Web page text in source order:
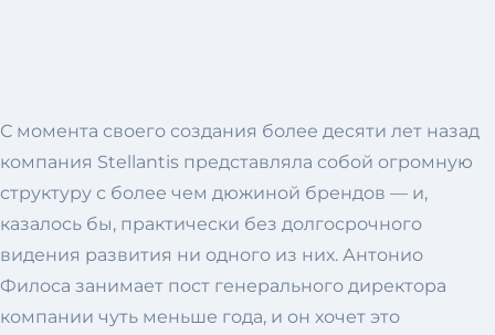
С момента своего создания более десяти лет назад
компания Stellantis представляла собой огромную
структуру с более чем дюжиной брендов — и,
казалось бы, практически без долгосрочного
видения развития ни одного из них. Антонио
Филоса занимает пост генерального директора
компании чуть меньше года, и он хочет это